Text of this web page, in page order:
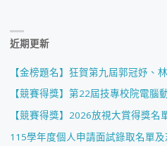
近期更新
【金榜題名】狂賀第九屆郭冠妤、
【競賽得獎】第22屆技專校院電腦
【競賽得獎】2026放視大賞得獎名
115學年度個人申請面試錄取名單